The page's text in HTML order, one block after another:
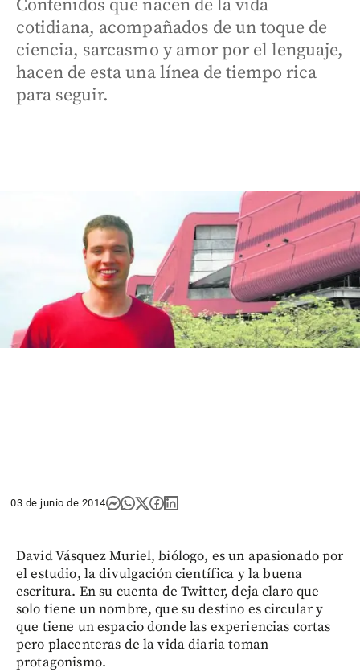
Contenidos que nacen de la vida
cotidiana, acompañados de un toque de
ciencia, sarcasmo y amor por el lenguaje,
hacen de esta una línea de tiempo rica
para seguir.
03 de junio de 2014
David Vásquez Muriel, biólogo, es un apasionado por
el estudio, la divulgación científica y la buena
escritura. En su cuenta de Twitter, deja claro que
solo tiene un nombre, que su destino es circular y
que tiene un espacio donde las experiencias cortas
pero placenteras de la vida diaria toman
protagonismo.